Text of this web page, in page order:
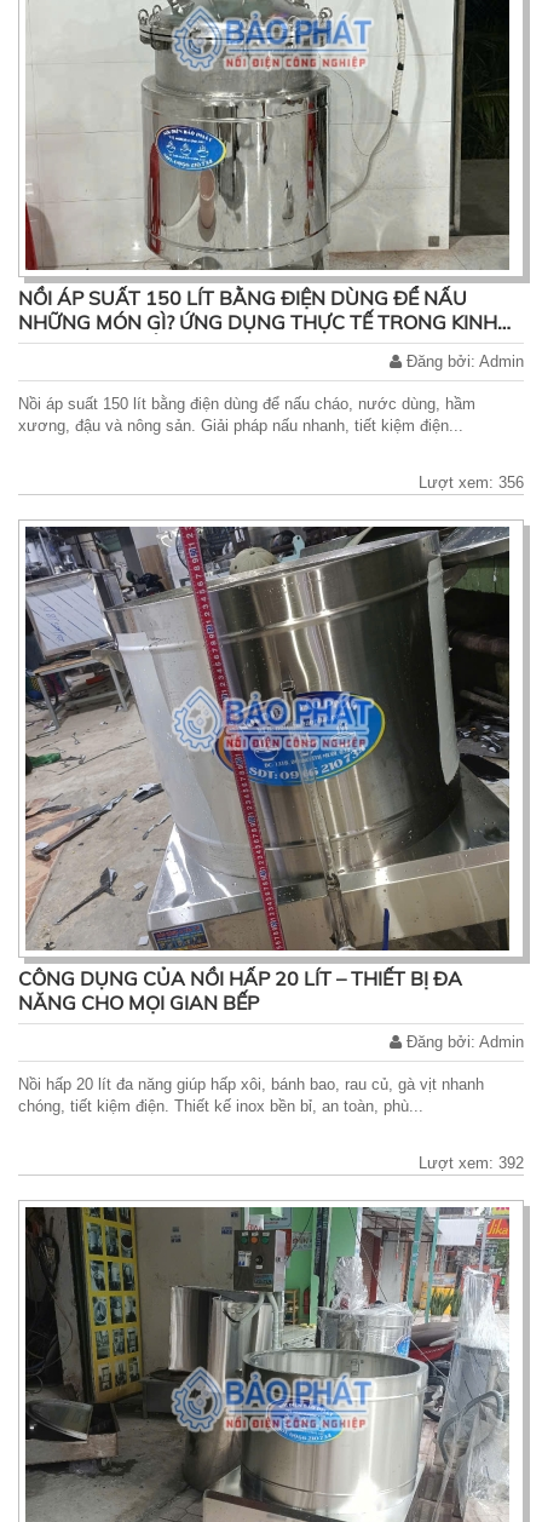
NỒI ÁP SUẤT 150 LÍT BẰNG ĐIỆN DÙNG ĐỂ NẤU
NHỮNG MÓN GÌ? ỨNG DỤNG THỰC TẾ TRONG KINH
DOANH ĂN UỐNG
Đăng bởi: Admin
Nồi áp suất 150 lít bằng điện dùng để nấu cháo, nước dùng, hầm
xương, đậu và nông sản. Giải pháp nấu nhanh, tiết kiệm điện...
Lượt xem: 356
CÔNG DỤNG CỦA NỒI HẤP 20 LÍT – THIẾT BỊ ĐA
NĂNG CHO MỌI GIAN BẾP
Đăng bởi: Admin
Nồi hấp 20 lít đa năng giúp hấp xôi, bánh bao, rau củ, gà vịt nhanh
chóng, tiết kiệm điện. Thiết kế inox bền bỉ, an toàn, phù...
Lượt xem: 392